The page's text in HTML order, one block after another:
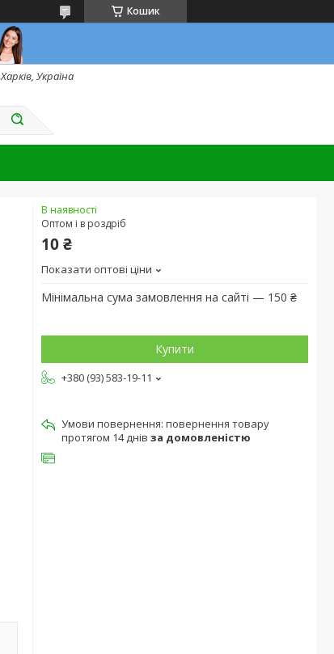
Кошик
Харків, Україна
В наявності
Оптом і в роздріб
10 ₴
Показати оптові ціни
Мінімальна сума замовлення на сайті — 150 ₴
Купити
+380 (93) 583-19-11
повернення товару
протягом 14 днів за домовленістю